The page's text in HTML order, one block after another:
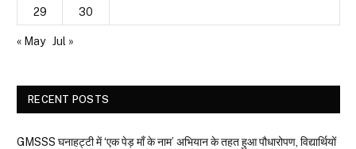
29
30
« May Jul »
RECENT POSTS
GMSSS घनाहट्टी में ‘एक पेड़ माँ के नाम’ अभियान के तहत हुआ पौधारोपण, विद्यार्थियों